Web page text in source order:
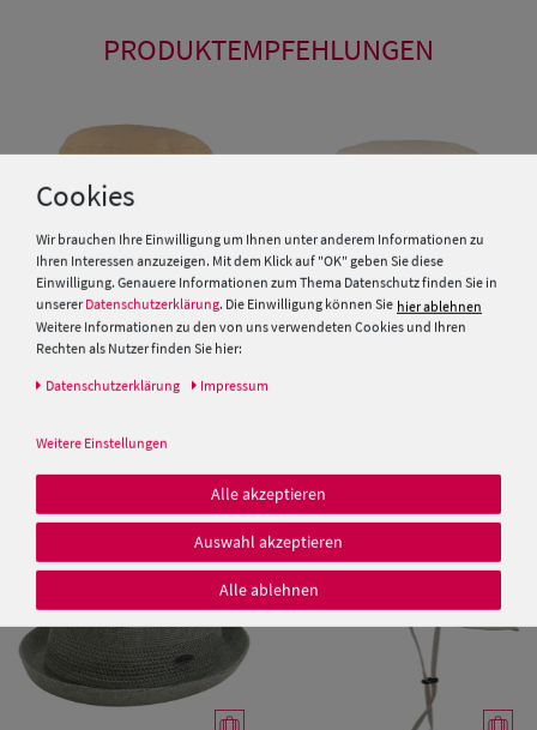
Damen Caps
Damen
PRODUKTEMPFEHLUNGEN
Fiebig Fischer-Hut mit 2
19,99 € 25,00 €
Cookies
Wir brauchen Ihre Einwilligung um Ihnen unter anderem Informationen zu
Ihren Interessen anzuzeigen. Mit dem Klick auf "OK" geben Sie diese
Einwilligung. Genauere Informationen zum Thema Datenschutz finden Sie in
unsererDatenschutzerklärung. Die Einwilligung können Sie hier ablehnen
Weitere Informationen zu den von uns verwendeten Cookies und Ihren
Rechten als Nutzer finden Sie hier:
Daten­schutz­erklärung Impressum
Weitere Einstellungen
Alle akzeptieren
Auswahl akzeptieren
Alle ablehnen